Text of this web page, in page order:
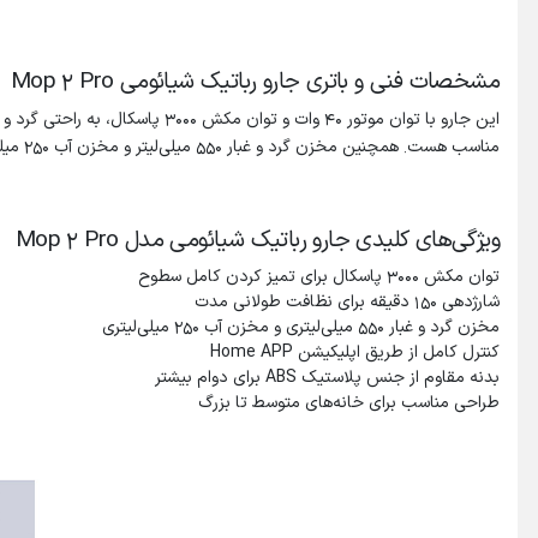
مشخصات فنی و باتری جارو رباتیک شیائومی Mop 2 Pro
مناسب هست. همچنین مخزن گرد و غبار 550 میلی‌لیتر و مخزن آب 250 میلی‌لیتر برای نظافت طولانی مدت کافیه.
ویژگی‌های کلیدی جارو رباتیک شیائومی مدل Mop 2 Pro
توان مکش 3000 پاسکال برای تمیز کردن کامل سطوح
شارژدهی 150 دقیقه برای نظافت طولانی مدت
مخزن گرد و غبار 550 میلی‌لیتری و مخزن آب 250 میلی‌لیتری
کنترل کامل از طریق اپلیکیشن Home APP
بدنه مقاوم از جنس پلاستیک ABS برای دوام بیشتر
طراحی مناسب برای خانه‌های متوسط تا بزرگ